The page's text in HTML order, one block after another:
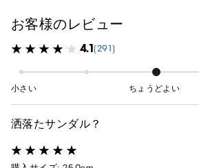
お客様のレビュー
4.1(291)
小さい ちょうどよい
洒落たサンダル？